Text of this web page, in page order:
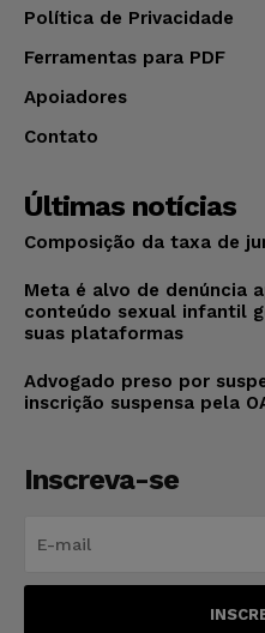
Política de Privacidade
Ferramentas para PDF
Apoiadores
Contato
Últimas notícias
Composição da taxa de
Meta é alvo de denúncia
conteúdo sexual infantil
suas plataformas
Advogado preso por
inscrição suspensa pela
Inscreva-se